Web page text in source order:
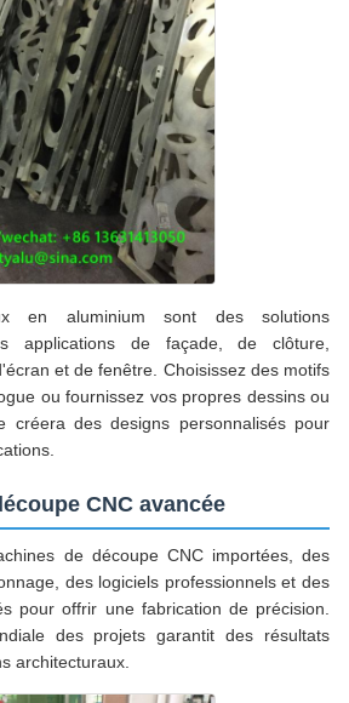
en aluminium sont des solutions
applications de façade, de clôture,
et de fenêtre. Choisissez des motifs
ou fournissez vos propres dessins ou
créera des designs personnalisés pour
CNC avancée
de découpe CNC importées, des
des logiciels professionnels et des
pour offrir une fabrication de précision.
des projets garantit des résultats
architecturaux.